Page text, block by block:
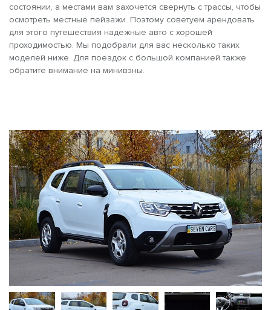
состоянии, а местами вам захочется свернуть с трассы, чтобы
осмотреть местные пейзажи. Поэтому советуем арендовать
для этого путешествия надежные авто с хорошей
проходимостью. Мы подобрали для вас несколько таких
моделей ниже. Для поездок с большой компанией также
обратите внимание на минивэны.